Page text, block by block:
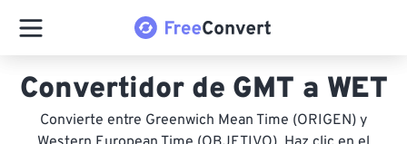
Convertidor de GMT a WET
Convierte entre Greenwich Mean Time (ORIGEN) y